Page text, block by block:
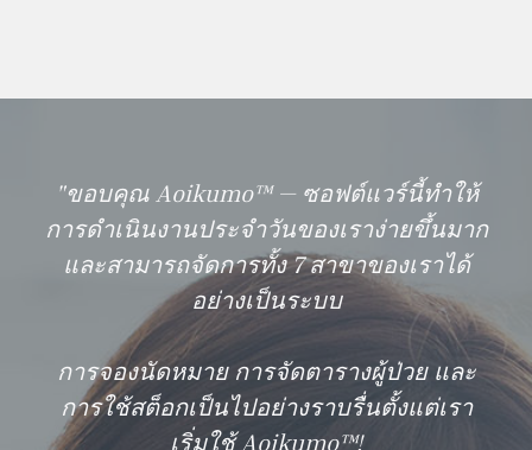
"ขอบคุณ Aoikumo™ — ซอฟต์แวร์นี้ทำให้
การดำเนินงานประจำวันของเราง่ายขึ้นมาก
และสามารถจัดการทั้ง 7 สาขาของเราได้
อย่างเป็นระบบ
การจองนัดหมาย การจัดตารางผู้ป่วย และ
การใช้สต็อกเป็นไปอย่างราบรื่นตั้งแต่เรา
เริ่มใช้ Aoikumo™!